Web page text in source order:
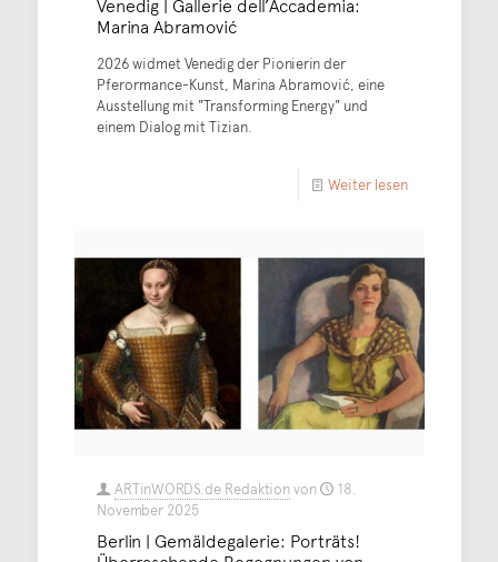
Marina Abramović
2026 widmet Venedig der Pionierin der
Pferormance-Kunst, Marina Abramović, eine
Ausstellung mit "Transforming Energy" und
einem Dialog mit Tizian.
Weiter lesen
ARTinWORDS.de Redaktionvon
18.
November 2025
Berlin | Gemäldegalerie: Porträts!